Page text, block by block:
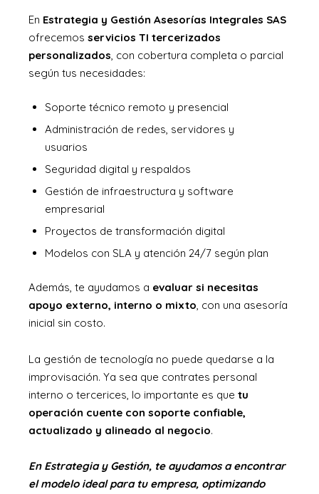
En Estrategia y Gestión Asesorías Integrales SAS
ofrecemos servicios TI tercerizados
personalizados , con cobertura completa o parcial
según tus necesidades:
Soporte técnico remoto y presencial
Administración de redes, servidores y
usuarios
Seguridad digital y respaldos
Gestión de infraestructura y software
empresarial
Proyectos de transformación digital
Modelos con SLA y atención 24/7 según plan
Además, te ayudamos a evaluar si necesitas
apoyo externo, interno o mixto, con una asesoría
inicial sin costo.
La gestión de tecnología no puede quedarse a la
improvisación. Ya sea que contrates personal
interno o tercerices, lo importante es que tu
operación cuente con soporte confiable,
actualizado y alineado al negocio.
En Estrategia y Gestión, te ayudamos a encontrar
el modelo ideal para tu empresa, optimizando